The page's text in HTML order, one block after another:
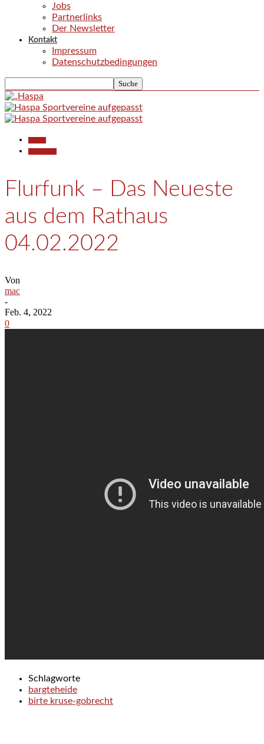
Jobs
Partnerlinks
Der Newsletter
Kontakt
Impressum
Datenschutzbedingungen
Flurfunk – Das Neueste
aus dem Rathaus
04.02.2022
Von
mac
-
Feb. 4, 2022
0
Schlagworte
bargteheide
birte kruse-gobrecht